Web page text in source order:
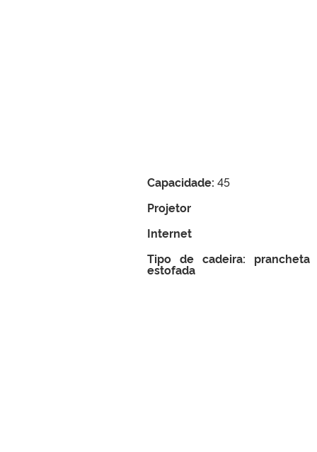
Capacidade: 45
Projetor
Internet
Tipo de cadeira: prancheta
estofada